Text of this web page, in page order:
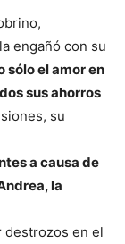
engañó con su
sólo el amor en
sus ahorros
su
a causa de
la
destrozos en el